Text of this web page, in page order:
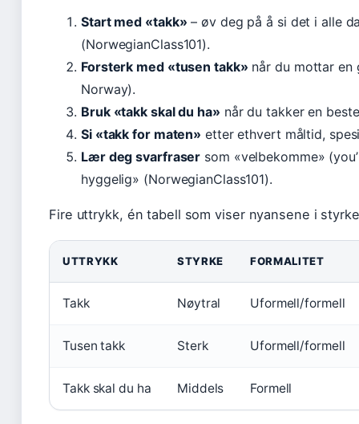
Start med «takk» – øv deg på å si det i alle
(NorwegianClass101).
Forsterk med «tusen takk» når du mottar en
Norway).
Bruk «takk skal du ha» når du takker en
Si «takk for maten» etter ethvert måltid,
Lær deg svarfraser som «velbekomme»
hyggelig» (NorwegianClass101).
Fire uttrykk, én tabell som viser nyansene i
UTTRYKK STYRKE FORMALITET
Takk Nøytral Uformell/formell
Tusen takk Sterk Uformell/formell
Takk skal du ha Middels Formell